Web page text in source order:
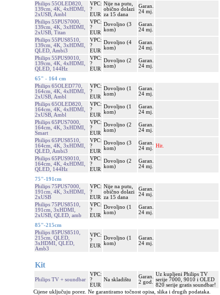
Philips 55OLED820,
139cm, 4K, 4xHDMI,
2xUSB, Ambl
VPC:
?
EUR
Nije na putu,
obično dolazi
za 15 dana
Garan.
24 mj.
Philips 55PUS7000,
139cm, 4K, 3xHDMI,
2xUSB, Titan
VPC:
?
EUR
Dovoljno (3
kom)
Garan.
24 mj.
Philips 55PUS8510,
139cm, 4K, 3xHDMI,
QLED, Ambi3
VPC:
?
EUR
Dovoljno (4
kom)
Garan.
24 mj.
Philips 55PUS9010,
139cm, 4K, 4xHDMI,
QLED, 144Hz
VPC:
?
EUR
Dovoljno (2
kom)
Garan.
24 mj.
65" - 164 cm
Philips 65OLED770,
164cm, 4K, 4xHDMI,
2xUSB, Ambl
VPC:
?
EUR
Dovoljno (1
kom)
Garan.
24 mj.
Philips 65OLED820,
164cm, 4K, 4xHDMI,
2xUSB, Ambl
VPC:
?
EUR
Dovoljno (1
kom)
Garan.
24 mj.
Philips 65PUS7000,
164cm, 4K, 3xHDMI,
Smart
VPC:
?
EUR
Dovoljno (2
kom)
Garan.
24 mj.
Philips 65PUS8510,
164cm, 4K, 3xHDMI,
QLED, Ambi3
VPC:
?
EUR
Dovoljno (3
kom)
Garan.
24 mj.
Hit.
Philips 65PUS9010,
164cm, 4K, 4xHDMI,
QLED, 144Hz
VPC:
?
EUR
Dovoljno (2
kom)
Garan.
24 mj.
75"-191cm
Philips 75PUS7000,
191cm, 4K, 3xHDMI,
2xUSB
VPC:
?
EUR
Nije na putu,
obično dolazi
za 15 dana
Garan.
24 mj.
Philips 75PUS8510,
191cm, 3xHDMI,
2xUSB, QLED, amb
VPC:
?
EUR
Dovoljno (1
kom)
Garan.
24 mj.
85"-215cm
Philips 85PUS8510,
215cm, QLED,
3xHDMI, QLED,
Amb3
VPC:
?
EUR
Dovoljno (1
kom)
Garan.
24 mj.
Kit
Philips TV + soundbar
VPC:
?
EUR
Na skladištu
Garan.
2 god.
Uz kupljeni Philips TV
serije 7000, 9010 i OLED
820 serije gratis soundbar!
Cijene uključuju porez. Ne garantiramo točnost opisa, slika i drugih podataka.